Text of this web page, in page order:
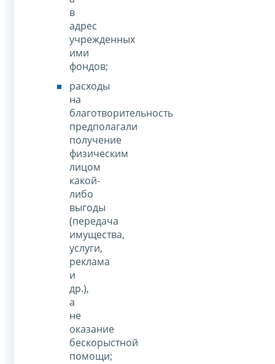
в
адрес
учрежденных
ими
фондов;
расходы
на
благотворительность
предполагали
получение
физическим
лицом
какой-
либо
выгоды
(передача
имущества,
услуги,
реклама
и
др.),
а
не
оказание
бескорыстной
помощи;